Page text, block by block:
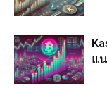
แ